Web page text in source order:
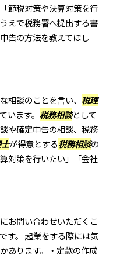
節税対策や決算対策を行
えで税務署へ提出する書
告の方法を教えてほし
相談のことを言い、 税理
います。 税務相談として
や確定申告の相談、税務
が得意とする税務相談の
対策を行いたい」「会社
お問い合わせいただくこ
す。 起業をする際には気
あります。・定款の作成